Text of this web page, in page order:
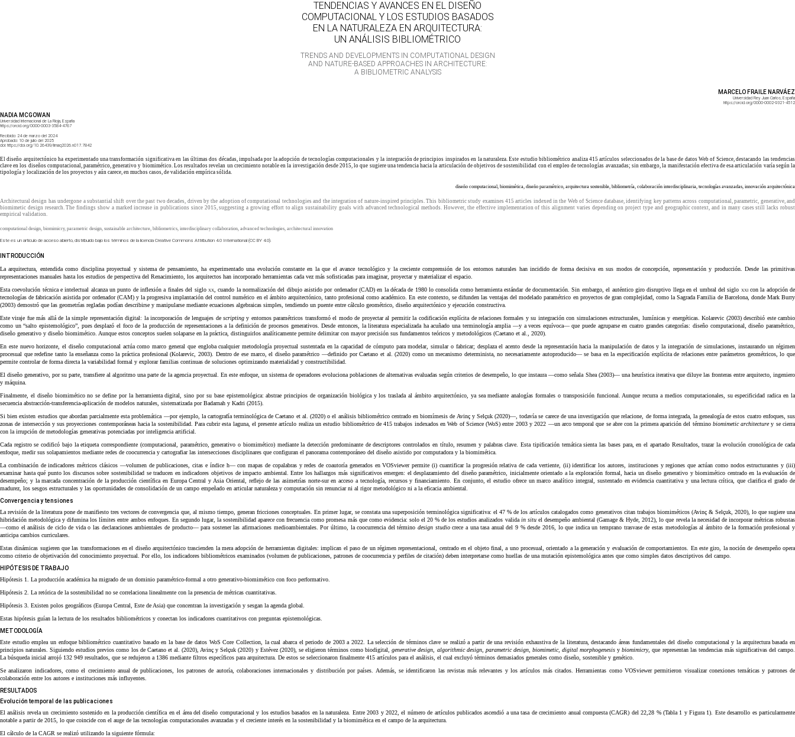
TENDENCIAS Y AVANCES EN EL DISEÑO
COMPUTACIONAL Y LOS ESTUDIOS BASADOS
EN LA NATURALEZA EN ARQUITECTURA:
UN ANÁLISIS BIBLIOMÉTRICO
TRENDS AND DEVELOPMENTS IN COMPUTATIONAL DESIGN
AND NATURE-BASED APPROACHES IN ARCHITECTURE:
A BIBLIOMETRIC ANALYSIS
MARCELO FRAILE NARVÁEZ
Universidad Rey Juan Carlos, España
https://orcid.org/0000-0002-9321-4512
NADIA MCGOWAN
Universidad Internacional de La Rioja, España
https://orcid.org/0000-0003-3584-4767
Recibido: 24 de marzo del 2024
Aprobado: 10 de julio del 2025
doi: https://doi.org/10.26439/limaq2026.n017.7842
El diseño arquitectónico ha experimentado una transformación significativa en las últimas dos décadas, impulsada por la adopción de tecnologías computacionales y la integración de principios inspirados en la naturaleza. Este estudio bibliométrico analiza 415 artículos seleccionados de la base de datos Web of Science, destacando las tendencias
clave en los diseños computacional, paramétrico, generativo y biomimético. Los resultados revelan un crecimiento notable en la investigación desde 2015, lo que sugiere una tendencia hacia la articulación de objetivos de sostenibilidad con el empleo de tecnologías avanzadas; sin embargo, la manifestación efectiva de esa articulación varía según la
tipología y localización de los proyectos y aún carece, en muchos casos, de validación empírica sólida.
diseño computacional, biomimética, diseño paramétrico, arquitectura sostenible, bibliometría, colaboración interdisciplinaria, tecnologías avanzadas, innovación arquitectónica
Architectural design has undergone a substantial shift over the past two decades, driven by the adoption of computational technologies and the integration of nature-inspired principles. This bibliometric study examines 415 articles indexed in the Web of Science database, identifying key patterns across computational, parametric, generative, and
biomimetic design research. The findings show a marked increase in publications since 2015, suggesting a growing effort to align sustainability goals with advanced technological methods. However, the effective implementation of this alignment varies depending on project type and geographic context, and in many cases still lacks robust
empirical validation.
computational design, biomimicry, parametric design, sustainable architecture, bibliometrics, interdisciplinary collaboration, advanced technologies, architectural innovation
Este es un artículo de acceso abierto, distribuido bajo los términos de la licencia Creative Commons Attribution 4.0 International (CC BY 4.0).
INTRODUCCIÓN
La arquitectura, entendida como disciplina proyectual y sistema de pensamiento, ha experimentado una evolución constante en la que el avance tecnológico y la creciente comprensión de los entornos naturales han incidido de forma decisiva en sus modos de concepción, representación y producción. Desde las primitivas
representaciones manuales hasta los estudios de perspectiva del Renacimiento, los arquitectos han incorporado herramientas cada vez más sofisticadas para imaginar, proyectar y materializar el espacio.
Esta coevolución técnica e intelectual alcanza un punto de inflexión a finales del siglo xx, cuando la normalización del dibujo asistido por ordenador (CAD) en la década de 1980 lo consolida como herramienta estándar de documentación. Sin embargo, el auténtico giro disruptivo llega en el umbral del siglo xxicon la adopción de
tecnologías de fabricación asistida por ordenador (CAM) y la progresiva implantación del control numérico en el ámbito arquitectónico, tanto profesional como académico. En este contexto, se difunden las ventajas del modelado paramétrico en proyectos de gran complejidad, como la Sagrada Familia de Barcelona, donde Mark Burry
(2003) demostró que las geometrías regladas podían describirse y manipularse mediante ecuaciones algebraicas simples, tendiendo un puente entre cálculo geométrico, diseño arquitectónico y ejecución constructiva.
Este viraje fue más allá de la simple representación digital: la incorporación de lenguajes de scripting y entornos paramétricos transformó el modo de proyectar al permitir la codificación explícita de relaciones formales y su integración con simulaciones estructurales, lumínicas y energéticas. Kolarevic (2003) describió este cambio
como un “salto epistemológico”, pues desplazó el foco de la producción de representaciones a la definición de procesos generativos. Desde entonces, la literatura especializada ha acuñado una terminología amplia —y a veces equívoca— que puede agruparse en cuatro grandes categorías: diseño computacional, diseño paramétrico,
diseño generativo y diseño biomimético. Aunque estos conceptos suelen solaparse en la práctica, distinguirlos analíticamente permite delimitar con mayor precisión sus fundamentos teóricos y metodológicos (Caetano et al., 2020).
En este nuevo horizonte, el diseño computacional actúa como marco general que engloba cualquier metodología proyectual sustentada en la capacidad de cómputo para modelar, simular o fabricar; desplaza el acento desde la representación hacia la manipulación de datos y la integración de simulaciones, instaurando un régimen
procesual que redefine tanto la enseñanza como la práctica profesional (Kolarevic, 2003). Dentro de ese marco, el diseño paramétrico —definido por Caetano et al. (2020) como un mecanismo determinista, no necesariamente autoproducido— se basa en la especificación explícita de relaciones entre parámetros geométricos, lo que
permite controlar de forma directa la variabilidad formal y explorar familias continuas de soluciones optimizando materialidad y constructibilidad.
El diseño generativo, por su parte, transfiere al algoritmo una parte de la agencia proyectual. En este enfoque, un sistema de operadores evoluciona poblaciones de alternativas evaluadas según criterios de desempeño, lo que instaura —como señala Shea (2003)— una heurística iterativa que diluye las fronteras entre arquitecto, ingeniero
y máquina.
Finalmente, el diseño biomimético no se define por la herramienta digital, sino por su base epistemológica: abstrae principios de organización biológica y los traslada al ámbito arquitectónico, ya sea mediante analogías formales o transposición funcional. Aunque recurra a medios computacionales, su especificidad radica en la
secuencia abstracción-transferencia-aplicación de modelos naturales, sistematizada por Badarnah y Kadri (2015).
Si bien existen estudios que abordan parcialmente esta problemática —por ejemplo, la cartografía terminológica de Caetano et al. (2020) o el análisis bibliométrico centrado en biomímesis de Avinç y Selçuk (2020)—, todavía se carece de una investigación que relacione, de forma integrada, la genealogía de estos cuatro enfoques, sus
zonas de intersección y sus proyecciones contemporáneas hacia la sostenibilidad. Para cubrir esta laguna, el presente artículo realiza un estudio bibliométrico de 415 trabajos indexados en Web of Science (WoS) entre 2003 y 2022 —un arco temporal que se abre con la primera aparición del término biomimetic architecturey se cierra
con la irrupción de metodologías generativas potenciadas por inteligencia artificial.
Cada registro se codificó bajo la etiqueta correspondiente (computacional, paramétrico, generativo o biomimético) mediante la detección predominante de descriptores controlados en título, resumen y palabras clave. Esta tipificación temática sienta las bases para, en el apartado Resultados, trazar la evolución cronológica de cada
enfoque, medir sus solapamientos mediante redes de coocurrencia y cartografiar las intersecciones disciplinares que configuran el panorama contemporáneo del diseño asistido por computadora y la biomimética.
La combinación de indicadores métricos clásicos —volumen de publicaciones, citas e índice h— con mapas de copalabras y redes de coautoría generados en VOSviewer permite (i) cuantificar la progresión relativa de cada vertiente, (ii) identificar los autores, instituciones y regiones que actúan como nodos estructurantes y (iii)
examinar hasta qué punto los discursos sobre sostenibilidad se traducen en indicadores objetivos de impacto ambiental. Entre los hallazgos más significativos emergen: el desplazamiento del diseño paramétrico, inicialmente orientado a la exploración formal, hacia un diseño generativo y biomimético centrado en la evaluación de
desempeño; y la marcada concentración de la producción científica en Europa Central y Asia Oriental, reflejo de las asimetrías norte-sur en acceso a tecnología, recursos y financiamiento. En conjunto, el estudio ofrece un marco analítico integral, sustentado en evidencia cuantitativa y una lectura crítica, que clarifica el grado de
madurez, los sesgos estructurales y las oportunidades de consolidación de un campo empeñado en articular naturaleza y computación sin renunciar ni al rigor metodológico ni a la eficacia ambiental.
Convergencia y tensiones
La revisión de la literatura pone de manifiesto tres vectores de convergencia que, al mismo tiempo, generan fricciones conceptuales. En primer lugar, se constata una superposición terminológica significativa: el 47 % de los artículos catalogados como generativos citan trabajos biomiméticos (Avinç & Selçuk, 2020), lo que sugiere una
hibridación metodológica y difumina los límites entre ambos enfoques. En segundo lugar, la sostenibilidad aparece con frecuencia como promesa más que como evidencia: solo el 20 % de los estudios analizados valida in situel desempeño ambiental (Gamage & Hyde, 2012), lo que revela la necesidad de incorporar métricas robustas
—como el análisis de ciclo de vida o las declaraciones ambientales de producto— para sostener las afirmaciones medioambientales. Por último, la coocurrencia del términodesign studiocrece a una tasa anual del 9 % desde 2016, lo que indica un temprano trasvase de estas metodologías al ámbito de la formación profesional y
anticipa cambios curriculares.
Estas dinámicas sugieren que las transformaciones en el diseño arquitectónico trascienden la mera adopción de herramientas digitales: implican el paso de un régimen representacional, centrado en el objeto final, a uno procesual, orientado a la generación y evaluación de comportamientos. En este giro, la noción de desempeño opera
como criterio de objetivación del conocimiento proyectual. Por ello, los indicadores bibliométricos examinados (volumen de publicaciones, patrones de coocurrencia y perfiles de citación) deben interpretarse como huellas de una mutación epistemológica antes que como simples datos descriptivos del campo.
HIPÓTESIS DE TRABAJO
Hipótesis 1. La producción académica ha migrado de un dominio paramétrico-formal a otro generativo-biomimético con foco performativo.
Hipótesis 2. La retórica de la sostenibilidad no se correlaciona linealmente con la presencia de métricas cuantitativas.
Hipótesis 3. Existen polos geográficos (Europa Central, Este de Asia) que concentran la investigación y sesgan la agenda global.
Estas hipótesis guían la lectura de los resultados bibliométricos y conectan los indicadores cuantitativos con preguntas epistemológicas.
METODOLOGÍA
Este estudio emplea un enfoque bibliométrico cuantitativo basado en la base de datos WoS Core Collection, la cual abarca el periodo de 2003 a 2022. La selección de términos clave se realizó a partir de una revisión exhaustiva de la literatura, destacando áreas fundamentales del diseño computacional y la arquitectura basada en
principios naturales. Siguiendo estudios previos como los de Caetano et al. (2020), Avinç y Selçuk (2020) y Estévez (2020), se eligieron términos como biodigital,generative design algorithmic design, parametric design, biomimetic,digital morphogenesis ybiomimicry, que representan las tendencias más significativas del campo.
La búsqueda inicial arrojó 132 949 resultados, que se redujeron a 1386 mediante filtros específicos para arquitectura. De estos se seleccionaron finalmente 415 artículos para el análisis, el cual excluyó términos demasiados generales como diseño, sostenible y genético.
Se analizaron indicadores, como el crecimiento anual de publicaciones, los patrones de autoría, colaboraciones internacionales y distribución por países. Además, se identificaron las revistas más relevantes y los artículos más citados. Herramientas como VOSviewer permitieron visualizar conexiones temáticas y patrones de
colaboración entre los autores e instituciones más influyentes.
RESULTADOS
Evolución temporal de las publicaciones
El análisis revela un crecimiento sostenido en la producción científica en el área del diseño computacional y los estudios basados en la naturaleza. Entre 2003 y 2022, el número de artículos publicados ascendió a una tasa de crecimiento anual compuesta (CAGR) del 22,28 % (Tabla 1 y Figura 1). Este desarrollo es particularmente
notable a partir de 2015, lo que coincide con el auge de las tecnologías computacionales avanzadas y el creciente interés en la sostenibilidad y la biomimética en el campo de la arquitectura.
El cálculo de la CAGR se realizó utilizando la siguiente fórmula: